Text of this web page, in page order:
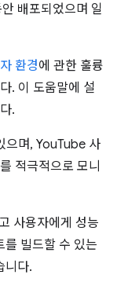
배포되었으며 일
환경에 관한 훌륭
. 이 도움말에 설
.
으며, YouTube 사
적극적으로 모니
사용자에게 성능
를 빌드할 수 있는
니다.